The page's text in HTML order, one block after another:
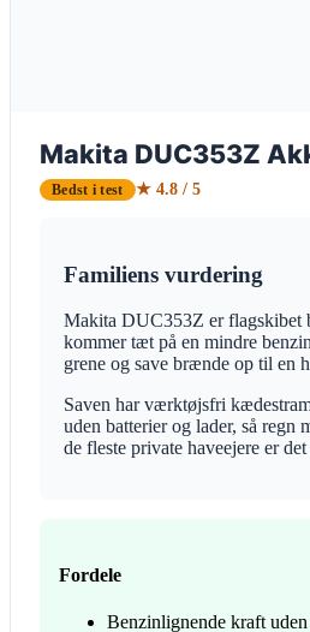
Makita DUC353Z
Bedst i test ★ 4.8 / 5
Familiens vurdering
Makita DUC353Z er flagskibet
kommer tæt på en mindre
grene og save brænde op til en
Saven har værktøjsfri
uden batterier og lader, så
de fleste private haveejere er
Fordele
Benzinlignende kraft